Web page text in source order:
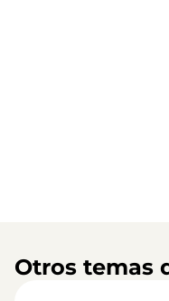
Otros temas